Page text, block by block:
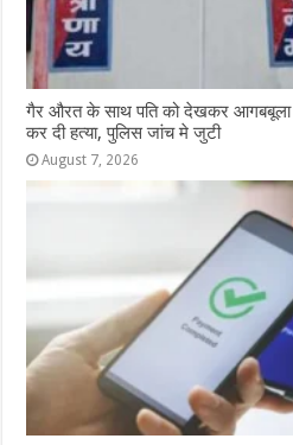
गैर औरत के साथ पति को देखकर आगबबूला
कर दी हत्या, पुलिस जांच मे जुटी
August 7, 2026